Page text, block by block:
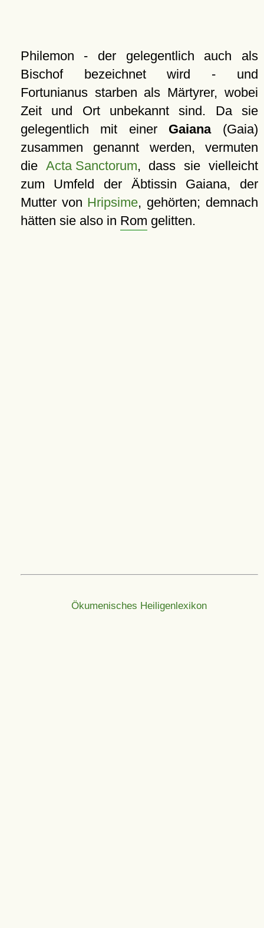
Philemon - der gelegentlich auch als
Bischof bezeichnet wird - und
Fortunianus starben als Märtyrer, wobei
Zeit und Ort unbekannt sind. Da sie
gelegentlich mit einer Gaiana(Gaia)
zusammen genannt werden, vermuten
die Acta Sanctorum, dass sie vielleicht
zum Umfeld der Äbtissin Gaiana, der
Mutter von Hripsime, gehörten; demnach
hätten sie also in Rom gelitten.
Ökumenisches Heiligenlexikon